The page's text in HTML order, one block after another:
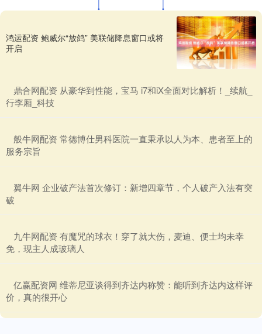
鸿运配资 鲍威尔“放鸽” 美联储降息窗口或将
开启
​鼎合网配资 从豪华到性能，宝马 i7和iX全面对比解析！_续航_
行李厢_科技
​般牛网配资 常德博仕男科医院一直秉承以人为本、患者至上的
服务宗旨
​翼牛网 企业破产法首次修订：新增四章节，个人破产入法有突
破
​九牛网配资 有魔咒的球衣！穿了就大伤，麦迪、便士均未幸
免，现主人成玻璃人
​亿赢配资网 维蒂尼亚谈得到齐达内称赞：能听到齐达内这样评
价，真的很开心